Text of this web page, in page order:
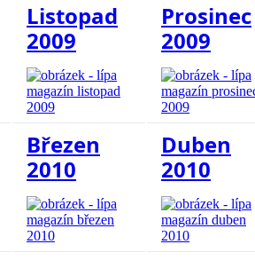
Listopad
2009
Prosinec
2009
Březen
2010
Duben
2010